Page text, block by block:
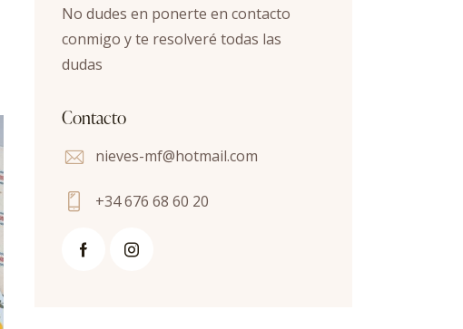
No dudes en ponerte en contacto
conmigo y te resolveré todas las
dudas
Contacto
nieves-mf@hotmail.com
+34 676 68 60 20